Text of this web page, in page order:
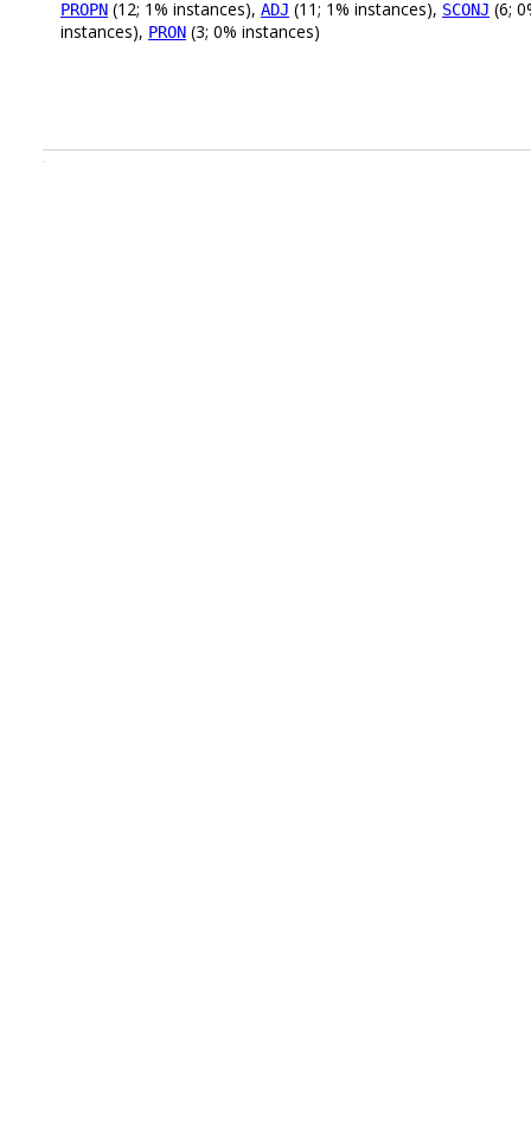
PROPN (12; 1% instances), ADJ (11; 1% instances), SCONJ (6;
instances), PRON (3; 0% instances)
.